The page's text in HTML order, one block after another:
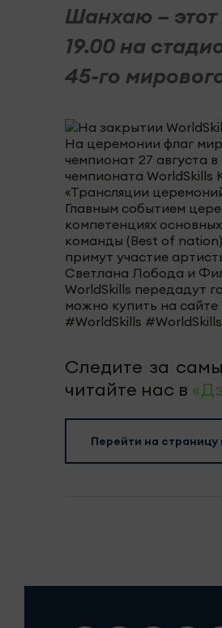
Шанхаю –
19.00 на
45-го
На церемонии флаг
чемпионат 27 августа
чемпионата WorldSkills
«Трансляции
Главным событием
компетенциях
команды (Best of
примут участие
Светлана Лобода и
WorldSkills передадут
можно купить на сайте
#WorldSkills
Следите за
читайте нас в
Перейти на страницу